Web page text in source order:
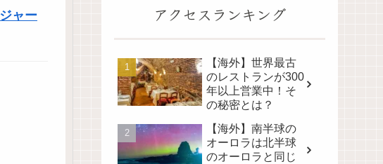
ャー
アクセスランキング
【海外】世界最古
のレストランが300
年以上営業中！そ
の秘密とは？
【海外】南半球の
オーロラは北半球
のオーロラと同じ